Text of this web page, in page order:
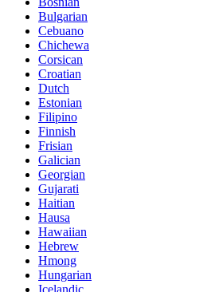
Bulgarian
Cebuano
Chichewa
Corsican
Croatian
Dutch
Estonian
Filipino
Finnish
Frisian
Galician
Georgian
Gujarati
Haitian
Hausa
Hawaiian
Hebrew
Hmong
Hungarian